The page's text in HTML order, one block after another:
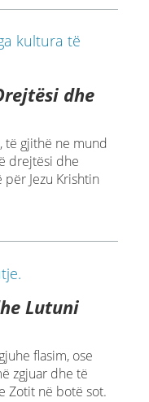
dhe
të gjithë ne mund
drejtësi dhe
Jezu Krishtin
Lutuni
flasim, ose
zgjuar dhe të
Zotit në botë sot.